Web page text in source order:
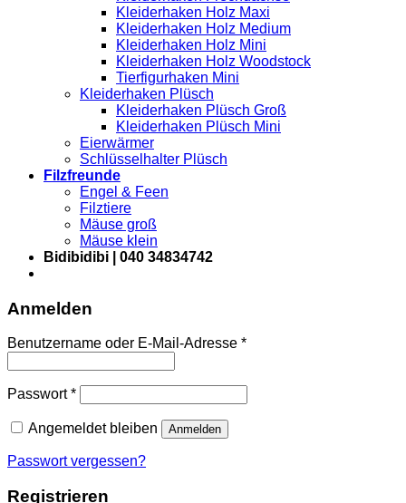
Kleiderhaken Holz Maxi
Kleiderhaken Holz Medium
Kleiderhaken Holz Mini
Kleiderhaken Holz Woodstock
Tierfigurhaken Mini
Kleiderhaken Plüsch
Kleiderhaken Plüsch Groß
Kleiderhaken Plüsch Mini
Eierwärmer
Schlüsselhalter Plüsch
Filzfreunde
Engel & Feen
Filztiere
Mäuse groß
Mäuse klein
Bidibidibi | 040 34834742
Anmelden
Benutzername oder E-Mail-Adresse *Erforderlich
Passwort*Erforderlich
Angemeldet bleiben Anmelden
Passwort vergessen?
Registrieren